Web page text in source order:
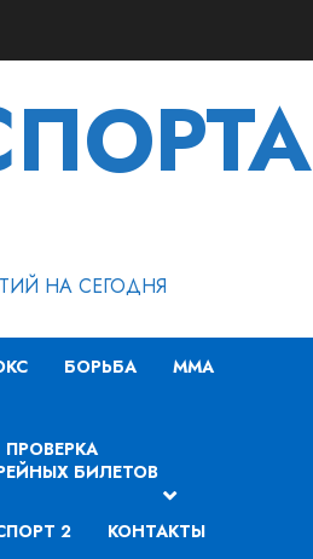
НА СЕГОДНЯ
БОРЬБА MMA
ПРОВЕРКА
БИЛЕТОВ
2 КОНТАКТЫ